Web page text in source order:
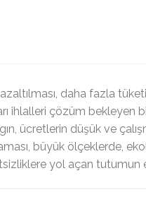
daha fazla
ihlalleri çözüm bekleyen
ücretlerin düşük ve
büyük ölçeklerde,
yol açan